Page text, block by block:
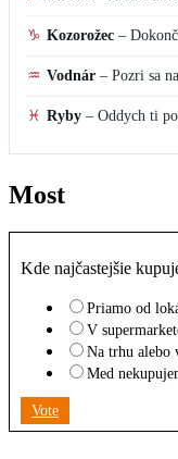
♑ Kozorožec –
♒ Vodnár – Pozri sa
♓ Ryby – Oddych ti
Most
Kde najčastejšie
Priamo od
V
Na trhu alebo
Med
Vote